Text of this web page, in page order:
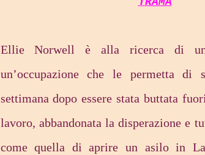
Ellie Norwell è alla ricerca di
un’occupazione che le permetta di
settimana dopo essere stata buttata
lavoro, abbandonata la disperazione e
come quella di aprire un asilo in